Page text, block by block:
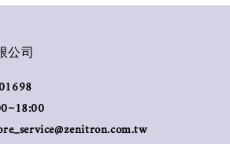
公司